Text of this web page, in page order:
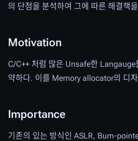
의 단점을 분석하여 그에 따른 해결책
Motivation
C/C++ 처럼 많은 Unsafe한 Langauge
약하다. 이를 Memory allocator의 디
Importance
기존의 있는 방식인 ASLR, Bum-